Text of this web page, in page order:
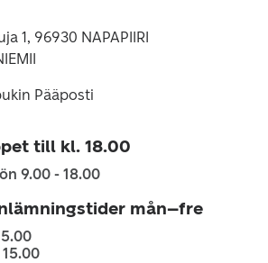
1, 96930 NAPAPIIRI
Pääposti
till kl. 18.00
9.00 - 18.00
mån–fre